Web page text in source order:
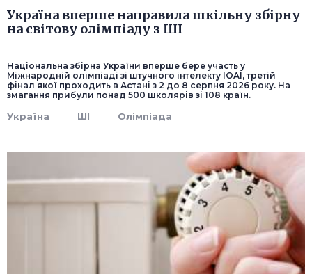
Україна вперше направила шкільну збірну
на світову олімпіаду з ШІ
Національна збірна України вперше бере участь у
Міжнародній олімпіаді зі штучного інтелекту IOAI, третій
фінал якої проходить в Астані з 2 до 8 серпня 2026 року. На
змагання прибули понад 500 школярів зі 108 країн.
Україна ШІ Олімпіада